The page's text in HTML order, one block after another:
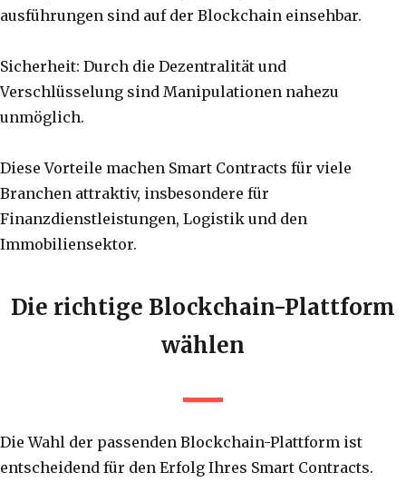
ausführungen sind auf der Blockchain einsehbar.
Sicherheit: Durch die Dezentralität und
Verschlüsselung sind Manipulationen nahezu
unmöglich.
Diese Vorteile machen Smart Contracts für viele
Branchen attraktiv, insbesondere für
Finanzdienstleistungen, Logistik und den
Immobiliensektor.
Die richtige Blockchain-Plattform
wählen
Die Wahl der passenden Blockchain-Plattform ist
entscheidend für den Erfolg Ihres Smart Contracts.